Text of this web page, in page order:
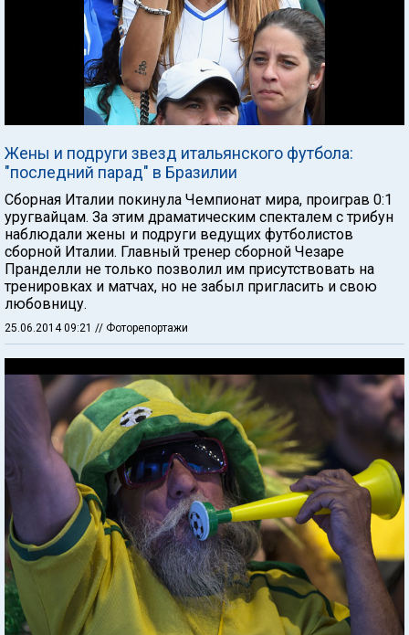
Жены и подруги звезд итальянского футбола:
"последний парад" в Бразилии
Сборная Италии покинула Чемпионат мира, проиграв 0:1
уругвайцам. За этим драматическим спекталем с трибун
наблюдали жены и подруги ведущих футболистов
сборной Италии. Главный тренер сборной Чезаре
Пранделли не только позволил им присутствовать на
тренировках и матчах, но не забыл пригласить и свою
любовницу.
25.06.2014 09:21 // Фоторепортажи